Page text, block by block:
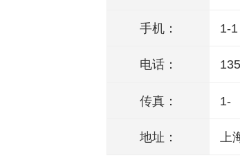
手机： 1-1
电话：
传真： 1-
地址： 上